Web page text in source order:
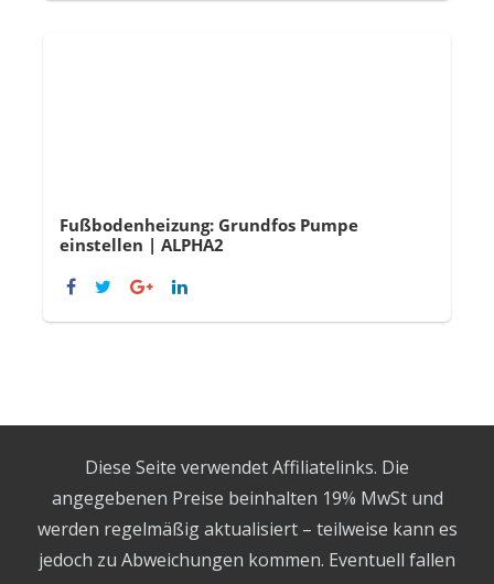
Fußbodenheizung: Grundfos Pumpe
einstellen | ALPHA2
Diese Seite verwendet Affiliatelinks. Die
angegebenen Preise beinhalten 19% MwSt und
werden regelmäßig aktualisiert – teilweise kann es
jedoch zu Abweichungen kommen. Eventuell fallen